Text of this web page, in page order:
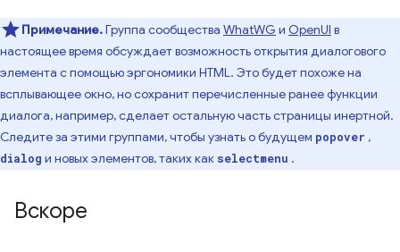
Примечание.Группа сообщества WhatWG и OpenUI в
настоящее время обсуждает возможность открытия диалогового
элемента с помощью эргономики HTML. Это будет похоже на
всплывающее окно, но сохранит перечисленные ранее функции
диалога, например, сделает остальную часть страницы инертной.
Следите за этими группами, чтобы узнать о будущем popover ,
dialog и новых элементов, таких как selectmenu .
Вскоре